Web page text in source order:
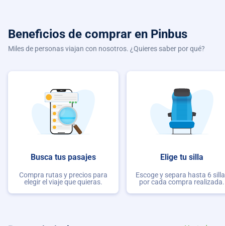
Beneficios de comprar en Pinbus
Miles de personas viajan con nosotros. ¿Quieres saber por qué?
Busca tus pasajes
Compra rutas y precios para
elegir el viaje que quieras.
Elige tu silla
Escoge y separa hasta 6
por cada compra realizada.